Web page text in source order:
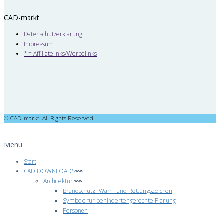
CAD-markt
Datenschutzerklärung
Impressum
* = Affiliatelinks/Werbelinks
© CAD-markt. All Rights Reserved.
Menü
Start
CAD DOWNLOADS
Architektur
Brandschutz- Warn- und Rettungszeichen
Symbole für behindertengerechte Planung
Personen